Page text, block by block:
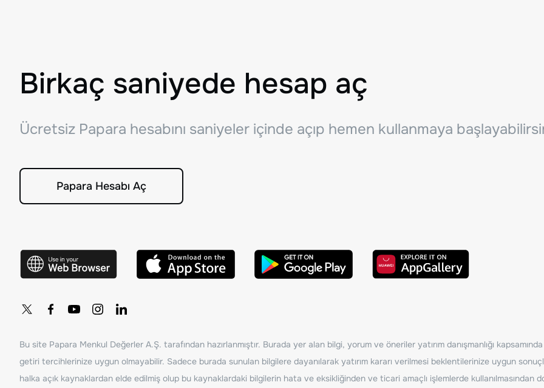
Birkaç saniyede hesap aç
Ücretsiz Papara hesabını saniyeler içinde açıp hemen kullanmaya
Papara Hesabı Aç
Bu site Papara Menkul Değerler A.Ş. tarafından hazırlanmıştır. Burada yer alan bilgi, yorum ve öneriler yatırım danışmanlığı
getiri tercihlerinize uygun olmayabilir. Sadece burada sunulan bilgilere dayanılarak yatırım kararı verilmesi beklentilerinize uygun
halka açık kaynaklardan elde edilmiş olup bu kaynaklardaki bilgilerin hata ve eksikliğinden ve ticari amaçlı işlemlerde